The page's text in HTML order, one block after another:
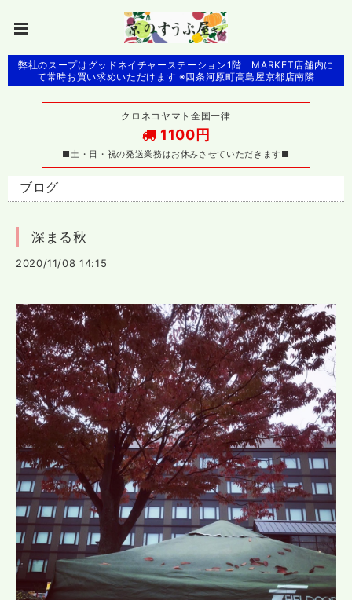
弊社のスープはグッドネイチャーステーション1階 MARKET店舗内に
て常時お買い求めいただけます ※四条河原町高島屋京都店南隣
クロネコヤマト全国一律
1100円
■土・日・祝の発送業務はお休みさせていただきます■
ブログ
深まる秋
2020/11/08 14:15